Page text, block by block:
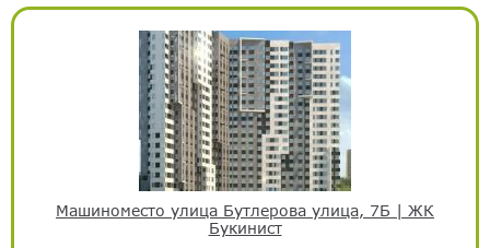
Машиноместо улица Бутлерова улица, 7Б | ЖК
Букинист